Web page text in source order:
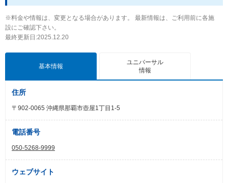
※料金や情報は、変更となる場合があります。 最新情報は、ご利用前に各施
設にご確認下さい。
最終更新日:2025.12.20
基本情報
ユニバーサル
情報
住所
〒902-0065 沖縄県那覇市壺屋1丁目1-5
電話番号
050-5268-9999
ウェブサイト